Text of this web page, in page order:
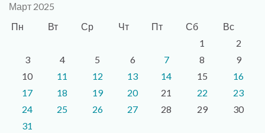
Март 2025
Пн
Вт Ср Чт Пт Сб
Вс
1
2
3
4 5 6 7 8
9
10
11 12 13 14 15
16
17
18 19 20 21 22
23
24
25 26 27 28 29
30
31